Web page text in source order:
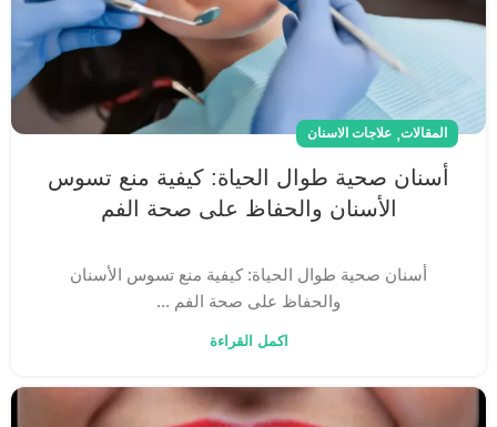
المقالات, علاجات الاسنان
أسنان صحية طوال الحياة: كيفية منع تسوس
الأسنان والحفاظ على صحة الفم
أسنان صحية طوال الحياة: كيفية منع تسوس الأسنان
والحفاظ على صحة الفم ...
اكمل القراءة